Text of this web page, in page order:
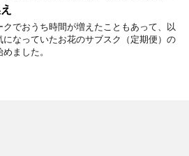
クでおうち時間が増えたこともあって、以
になっていたお花のサブスク（定期便）の
ました。